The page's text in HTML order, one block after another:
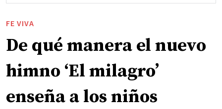
FE VIVA
De qué manera el nuevo
himno ‘El milagro’
enseña a los niños